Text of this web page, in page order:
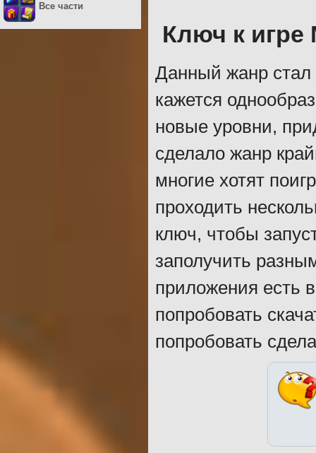
Ключ к игре
Данный жанр стал
кажется
новые уровни,
сделало жанр
многие хотят
проходить
ключ, чтобы
заполучить
приложения есть
попробовать
попробовать
Все части